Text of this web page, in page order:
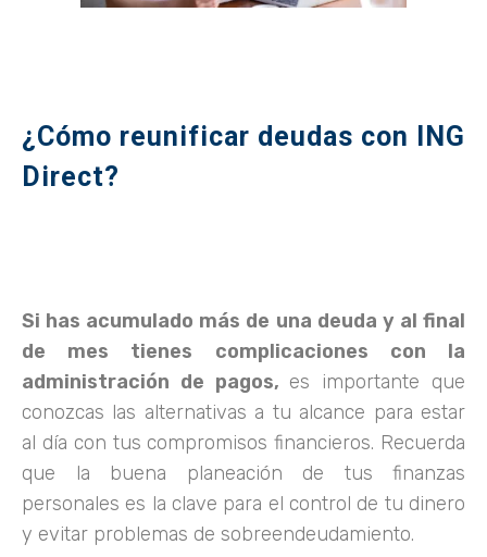
¿Cómo reunificar deudas con ING
Direct?
Si has acumulado más de una deuda y al final
de mes tienes complicaciones con la
administración de pagos, es importante que
conozcas las alternativas a tu alcance para estar
al día con tus compromisos financieros. Recuerda
que la buena planeación de tus finanzas
personales es la clave para el control de tu dinero
y evitar problemas de sobreendeudamiento.